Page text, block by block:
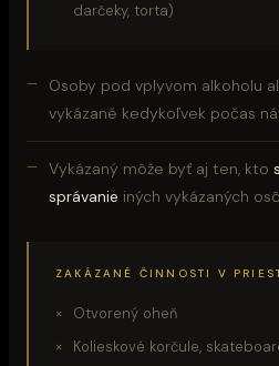
darčeky, torta)
Osoby pod vplyvom alkoholu
vykázané kedykoľvek počas
Vykázaný môže byť aj ten, kto
správanie iných vykázaných
ZAKÁZANÉ ČINNOSTI V
Otvorený oheň
Kolieskové korčule,